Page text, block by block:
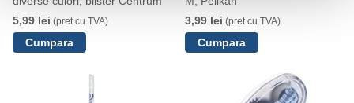
5,99 lei (pret cu TVA)
3,99 lei (pret cu TVA)